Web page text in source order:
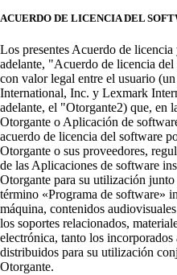
ACUERDO DE LICENCIA DEL
Los presentes Acuerdo de
adelante, "Acuerdo de licencia
con valor legal entre el usuario
International, Inc. y Lexmark
adelante, el "Otorgante2) que, en
Otorgante o Aplicación de
acuerdo de licencia del software
Otorgante o sus proveedores,
de las Aplicaciones de software
Otorgante para su utilización
término «Programa de software»
máquina, contenidos
los soportes relacionados,
electrónica, tanto los
distribuidos para su utilización
Otorgante.